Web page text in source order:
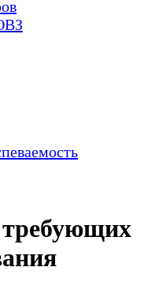
требующих